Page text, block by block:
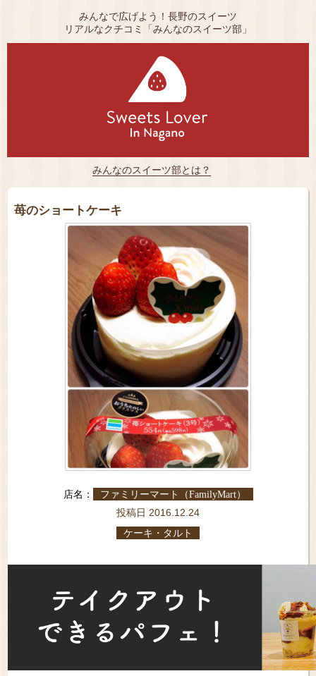
みんなで広げよう！長野のスイーツ
リアルなクチコミ「みんなのスイーツ部」
みんなのスイーツ部とは？
苺のショートケーキ
店名： ファミリーマート（FamilyMart）
投稿日 2016.12.24
ケーキ・タルト